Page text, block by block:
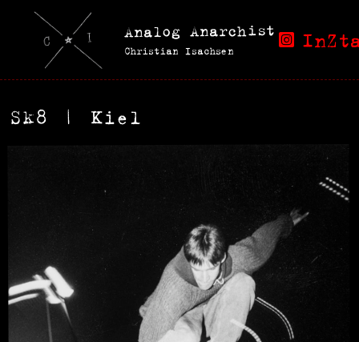
Analog Anarchist
Christian Isachsen
Sk8 | Kiel